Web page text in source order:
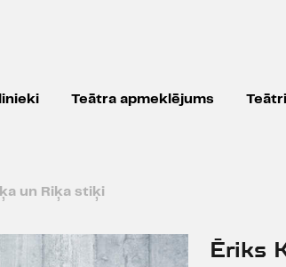
Teātra apmeklējums
un Riķa stiķi
Ēriks